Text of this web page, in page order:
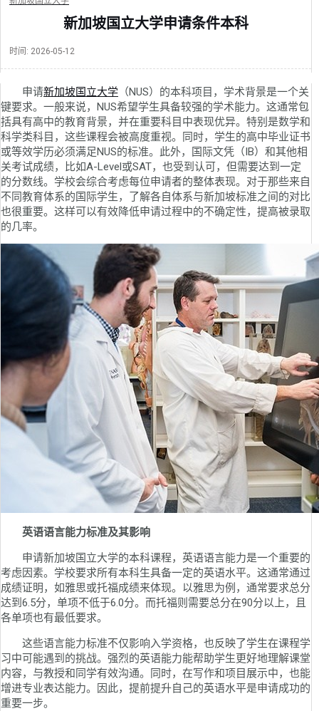
新加坡国立大学申请条件本科
时间: 2026-05-12
申请新加坡国立大学 （NUS）的本科项目，学术背景是一个关
键要求。一般来说，NUS希望学生具备较强的学术能力。这通常包
括具有高中的教育背景，并在重要科目中表现优异。特别是数学和
科学类科目，这些课程会被高度重视。同时，学生的高中毕业证书
或等效学历必须满足NUS的标准。此外，国际文凭（IB）和其他相
关考试成绩，比如A-Level或SAT，也受到认可，但需要达到一定
的分数线。学校会综合考虑每位申请者的整体表现。对于那些来自
不同教育体系的国际学生，了解各自体系与新加坡标准之间的对比
也很重要。这样可以有效降低申请过程中的不确定性，提高被录取
的几率。
英语语言能力标准及其影响
申请新加坡国立大学的本科课程，英语语言能力是一个重要的
考虑因素。学校要求所有本科生具备一定的英语水平。这通常通过
成绩证明，如雅思或托福成绩来体现。以雅思为例，通常要求总分
达到6.5分，单项不低于6.0分。而托福则需要总分在90分以上，且
各单项也有最低要求。
这些语言能力标准不仅影响入学资格，也反映了学生在课程学
习中可能遇到的挑战。强烈的英语能力能帮助学生更好地理解课堂
内容，与教授和同学有效沟通。同时，在写作和项目展示中，也能
增进专业表达能力。因此，提前提升自己的英语水平是申请成功的
重要一步。